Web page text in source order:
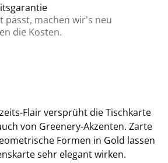
passt, machen wir’s neu
die Kosten.
​Flair ver­sprüht die Tisch­kar­te
von Greenery-​Akzenten. Zarte
For­men in Gold las­sen
sehr ele­gant wir­ken.